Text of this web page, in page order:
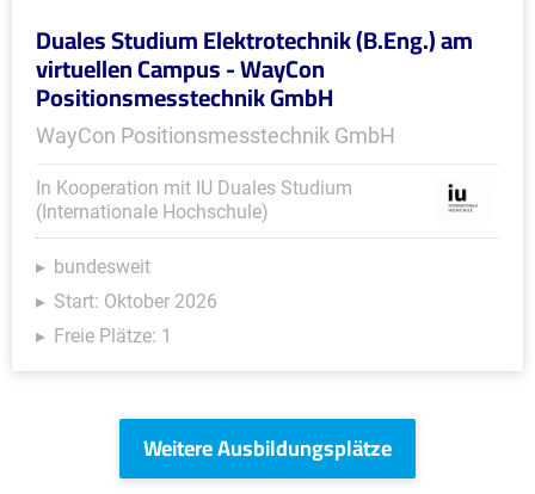
Duales Studium Elektrotechnik (B.Eng.) am
virtuellen Campus - WayCon
Positionsmesstechnik GmbH
WayCon Positionsmesstechnik GmbH
In Kooperation mit IU Duales Studium
(Internationale Hochschule)
bundesweit
Start: Oktober 2026
Freie Plätze: 1
Weitere Ausbildungsplätze